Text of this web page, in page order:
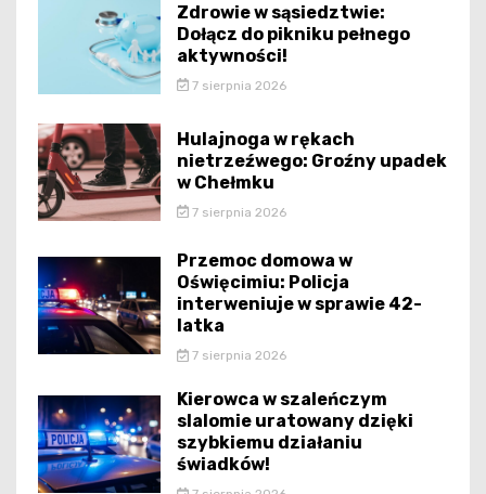
Zdrowie w sąsiedztwie:
Dołącz do pikniku pełnego
aktywności!
7 sierpnia 2026
Hulajnoga w rękach
nietrzeźwego: Groźny upadek
w Chełmku
7 sierpnia 2026
Przemoc domowa w
Oświęcimiu: Policja
interweniuje w sprawie 42-
latka
7 sierpnia 2026
Kierowca w szaleńczym
slalomie uratowany dzięki
szybkiemu działaniu
świadków!